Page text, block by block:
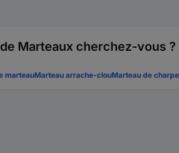
Marteaux cherchez-vous ?
marteauMarteau arrache-clouMarteau de